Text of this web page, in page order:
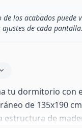
de los acabados
de cada pantalla.
tu dormitorio con
de 135x190
estructura de